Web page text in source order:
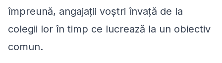
împreună, angajații voștri învață de la
colegii lor în timp ce lucrează la un obiectiv
comun.